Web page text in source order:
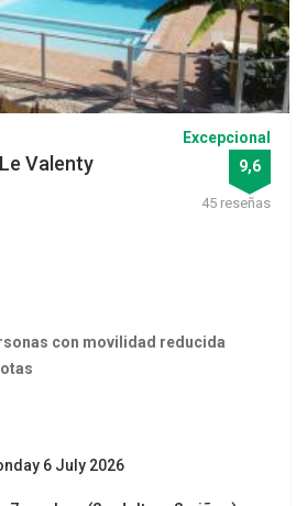
Valenty
Excepcional
9,6
45 reseñas
con movilidad reducida
6 July 2026